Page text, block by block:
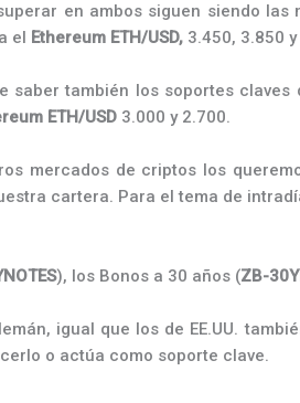
en ambos siguen siendo
el Ethereum ETH/USD, 3.450, 3.850
saber también los soportes
ETH/USD 3.000 y 2.700.
mercados de criptos los
cartera. Para el tema de
), los Bonos a 30 años (ZB-
igual que los de EE.UU.
o actúa como soporte clave.